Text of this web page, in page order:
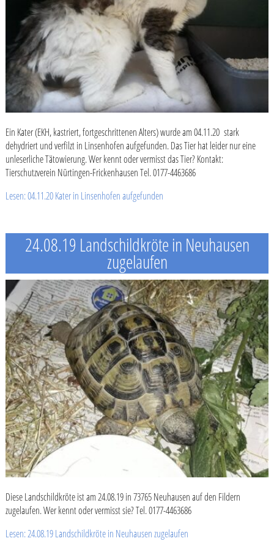
Ein Kater (EKH, kastriert, fortgeschrittenen Alters) wurde am 04.11.20 stark
dehydriert und verfilzt in Linsenhofen aufgefunden. Das Tier hat leider nur eine
unleserliche Tätowierung. Wer kennt oder vermisst das Tier? Kontakt:
Tierschutzverein Nürtingen-Frickenhausen Tel. 0177-4463686
Lesen: 04.11.20 Kater in Linsenhofen aufgefunden
24.08.19 Landschildkröte in Neuhausen
zugelaufen
Diese Landschildkröte ist am 24.08.19 in 73765 Neuhausen auf den Fildern
zugelaufen. Wer kennt oder vermisst sie? Tel. 0177-4463686
Lesen: 24.08.19 Landschildkröte in Neuhausen zugelaufen